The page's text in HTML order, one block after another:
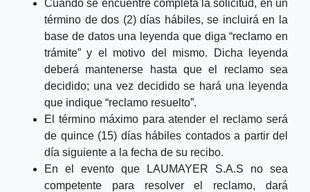
Cuando se encuentre completa la solicitud, en un
término de dos (2) días hábiles, se incluirá en la
base de datos una leyenda que diga “reclamo en
trámite” y el motivo del mismo. Dicha leyenda
deberá mantenerse hasta que el reclamo sea
decidido; una vez decidido se hará una leyenda
que indique “reclamo resuelto”.
El término máximo para atender el reclamo será
de quince (15) días hábiles contados a partir del
día siguiente a la fecha de su recibo.
En el evento que LAUMAYER S.A.S no sea
competente para resolver el reclamo, dará